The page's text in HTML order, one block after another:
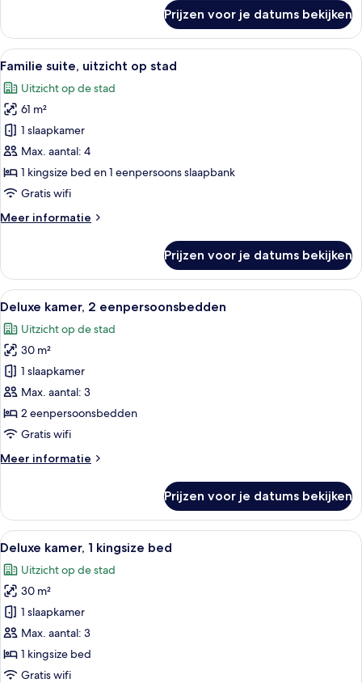
kamer,
kingsize
(Bosphorus
View)
Prijzen voor je datums bekijken
Alle
foto's
voor
Familie
suite,
uitzicht
op
stad
Een hotelkamer met een groot
16
Familie suite, uitzicht op stad
Uitzicht op de stad
61 m²
1 slaapkamer
Max. aantal: 4
1 kingsize bed en 1 eenpersoons slaapbank
Gratis wifi
Meer informatie
Meer
suite,
uitzicht
op
Prijzen voor je datums bekijken
Alle
foto's
voor
Deluxe
kamer,
2
eenpersoonsbedden
laden
Hotelkamer met een groot bed, een
8
Deluxe kamer, 2 eenpersoonsbedden
Uitzicht op de stad
30 m²
1 slaapkamer
Max. aantal: 3
2 eenpersoonsbedden
Gratis wifi
Meer informatie
Meer
kamer,
eenpersoonsbedden
Prijzen voor je datums bekijken
Alle
foto's
voor
Deluxe
kamer,
1
kingsize
bed
Een moderne hotelkamer met een
6
Deluxe kamer, 1 kingsize bed
Uitzicht op de stad
30 m²
1 slaapkamer
Max. aantal: 3
1 kingsize bed
Gratis wifi